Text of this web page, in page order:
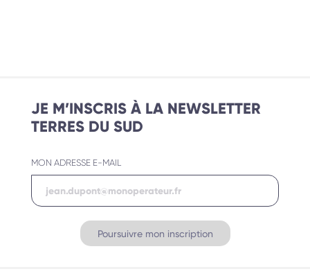
JE M’INSCRIS À LA NEWSLETTER
TERRES DU SUD
MON ADRESSE E-MAIL